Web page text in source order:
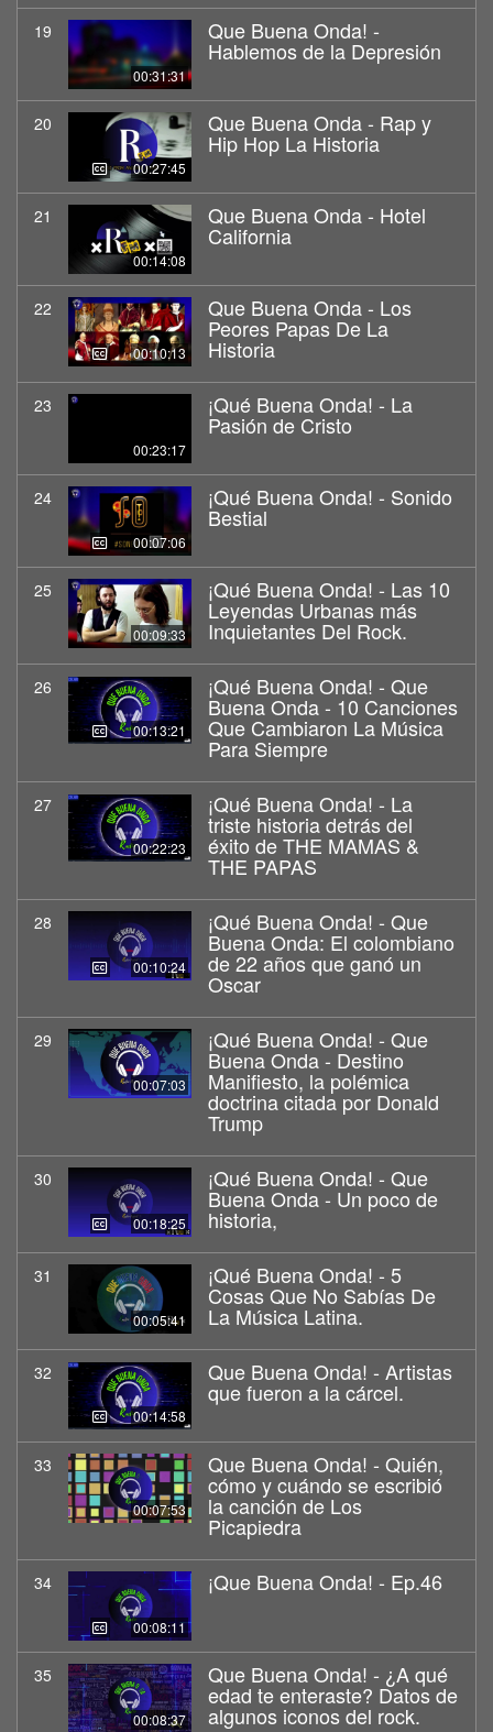
19
00:31:31
Que Buena Onda! -
Hablemos de la Depresión
20
00:27:45
Que Buena Onda - Rap y
Hip Hop La Historia
21
00:14:08
Que Buena Onda - Hotel
California
22
00:10:13
Que Buena Onda - Los
Peores Papas De La
Historia
23
00:23:17
¡Qué Buena Onda! - La
Pasión de Cristo
24
00:07:06
¡Qué Buena Onda! - Sonido
Bestial
25
00:09:33
¡Qué Buena Onda! - Las 10
Leyendas Urbanas más
Inquietantes Del Rock.
26
00:13:21
¡Qué Buena Onda! - Que
Buena Onda - 10 Canciones
Que Cambiaron La Música
Para Siempre
27
00:22:23
¡Qué Buena Onda! - La
triste historia detrás del
éxito de THE MAMAS &
THE PAPAS
28
00:10:24
¡Qué Buena Onda! - Que
Buena Onda: El colombiano
de 22 años que ganó un
Oscar
29
00:07:03
¡Qué Buena Onda! - Que
Buena Onda - Destino
Manifiesto, la polémica
doctrina citada por Donald
Trump
30
00:18:25
¡Qué Buena Onda! - Que
Buena Onda - Un poco de
historia,
31
00:05:41
¡Qué Buena Onda! - 5
Cosas Que No Sabías De
La Música Latina.
32
00:14:58
Que Buena Onda! - Artistas
que fueron a la cárcel.
33
00:07:53
Que Buena Onda! - Quién,
cómo y cuándo se escribió
la canción de Los
Picapiedra
34
00:08:11
¡Que Buena Onda! - Ep.46
35
00:08:37
Que Buena Onda! - ¿A qué
edad te enteraste? Datos de
algunos iconos del rock.